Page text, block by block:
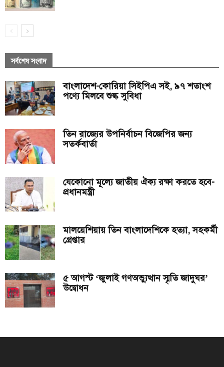
সর্বশেষ সংবাদ
বাংলাদেশ-কোরিয়া সিইপিএ সই, ৯৭ শতাংশ
পণ্যে মিলবে শুল্ক সুবিধা
তিন রাজ্যের উপনির্বাচন বিজেপির জন্য
সতর্কবার্তা
যেকোনো মূল্যে জাতীয় ঐক্য রক্ষা করতে হবে-
প্রধানমন্ত্রী
মালয়েশিয়ায় তিন বাংলাদেশিকে হত্যা, সহকর্মী
গ্রেপ্তার
৫ আগস্ট ‘জুলাই গণঅভ্যুত্থান স্মৃতি জাদুঘর’
উদ্বোধন